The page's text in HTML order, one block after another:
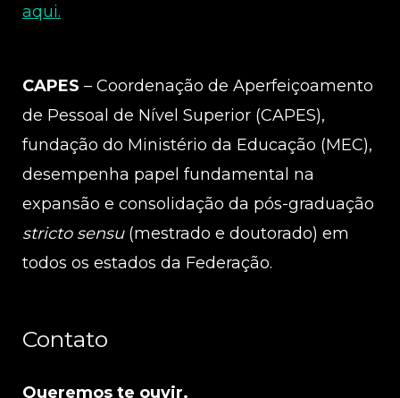
aqui.
CAPES – Coordenação de Aperfeiçoamento
de Pessoal de Nível Superior (CAPES),
fundação do Ministério da Educação (MEC),
desempenha papel fundamental na
expansão e consolidação da pós-graduação
stricto sensu(mestrado e doutorado) em
todos os estados da Federação.
Contato
Queremos te ouvir.